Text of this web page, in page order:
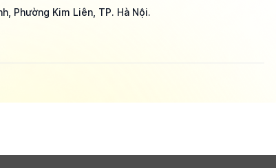
Phường Kim Liên, TP. Hà Nội.